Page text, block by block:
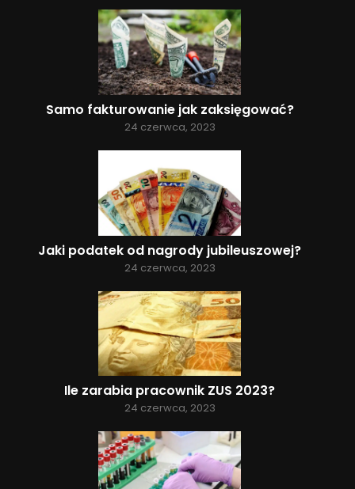
Samo fakturowanie jak zaksięgować?
24 czerwca, 2023
Jaki podatek od nagrody jubileuszowej?
24 czerwca, 2023
Ile zarabia pracownik ZUS 2023?
24 czerwca, 2023